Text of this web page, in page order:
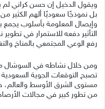
ويقول الدخيل إن حسن كراني
بل نموذجًا سعوديًا ألهم الكثير
وإيصال المعلومة بأسلوب يجمع
التأثير دفعه للاستمرار في
رفع الوعي المجتمعي بالمناخ
ومن خلال نشاطه في السوشال
تصبح التوقعات الجوية السعودية
مستوى الشرق الأوسط
من تطور كبير في مجالات الأرصاد